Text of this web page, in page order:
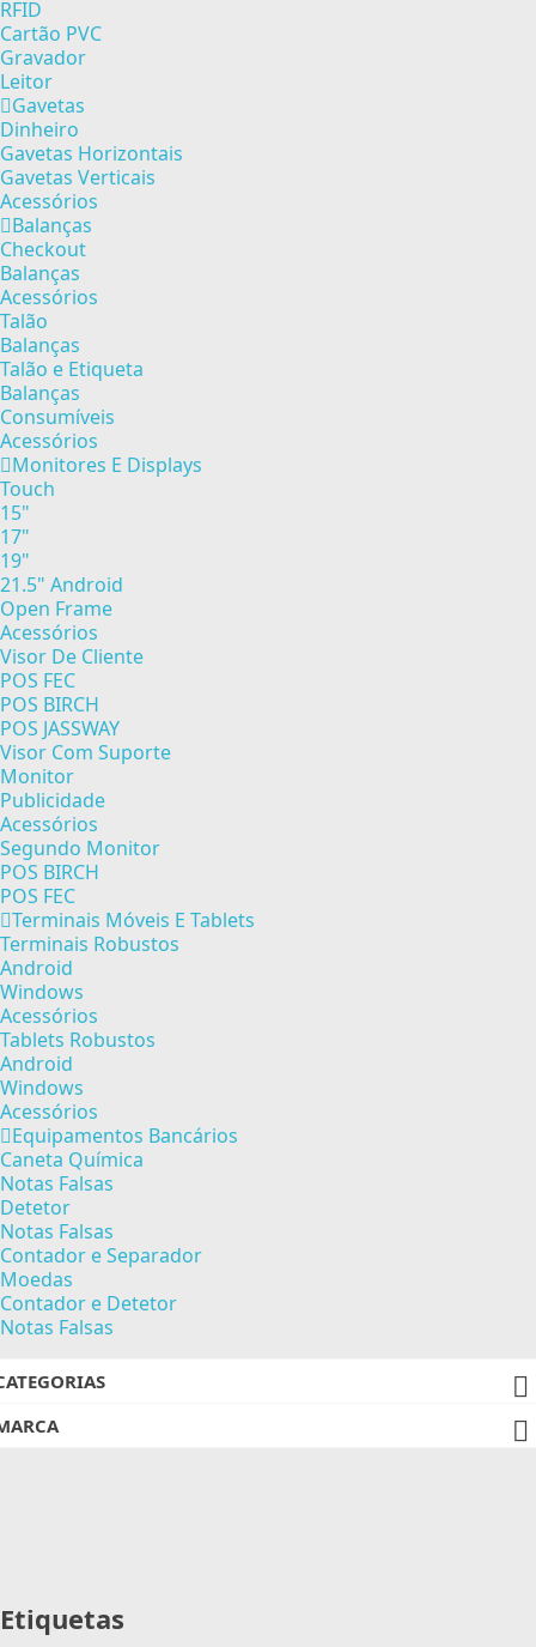
RFID
Cartão PVC
Gravador
Leitor
Gavetas
Dinheiro
Gavetas Horizontais
Gavetas Verticais
Acessórios
Balanças
Checkout
Balanças
Acessórios
Talão
Balanças
Talão e Etiqueta
Balanças
Consumíveis
Acessórios
Monitores E Displays
Touch
15"
17"
19"
21.5" Android
Open Frame
Acessórios
Visor De Cliente
POS FEC
POS BIRCH
POS JASSWAY
Visor Com Suporte
Monitor
Publicidade
Acessórios
Segundo Monitor
POS BIRCH
POS FEC
Terminais Móveis E Tablets
Terminais Robustos
Android
Windows
Acessórios
Tablets Robustos
Android
Windows
Acessórios
Equipamentos Bancários
Caneta Química
Notas Falsas
Detetor
Notas Falsas
Contador e Separador
Moedas
Contador e Detetor
Notas Falsas


Etiquetas